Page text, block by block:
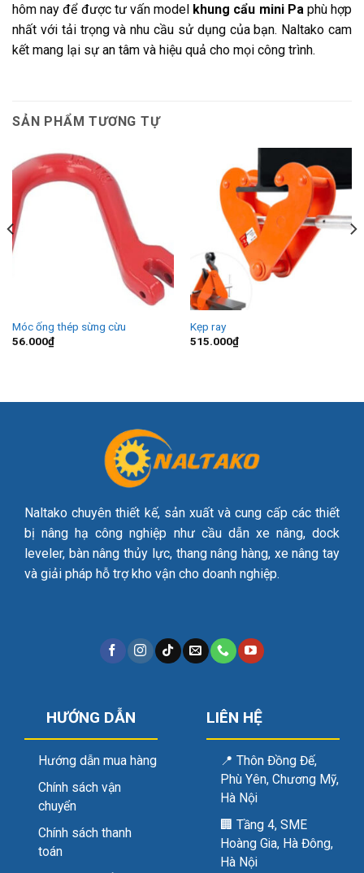
hôm nay để được tư vấn model khung cẩu mini Pa phù hợp
nhất với tải trọng và nhu cầu sử dụng của bạn. Naltako cam
kết mang lại sự an tâm và hiệu quả cho mọi công trình.
SẢN PHẨM TƯƠNG TỰ
Móc ống thép sừng cừu
56.000₫
Kẹp ray
515.000₫
Naltako chuyên thiết kế, sản xuất và cung cấp các thiết
bị nâng hạ công nghiệp như cầu dẫn xe nâng, dock
leveler, bàn nâng thủy lực, thang nâng hàng, xe nâng tay
và giải pháp hỗ trợ kho vận cho doanh nghiệp.
HƯỚNG DẪN
Hướng dẫn mua hàng
Chính sách vận
chuyển
Chính sách thanh
toán
LIÊN HỆ
📍 Thôn Đồng Đế,
Phù Yên, Chương Mỹ,
Hà Nội
🏢 Tầng 4, SME
Hoàng Gia, Hà Đông,
Hà Nội